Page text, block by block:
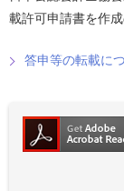
載許可申請書を作
答申等の転載に